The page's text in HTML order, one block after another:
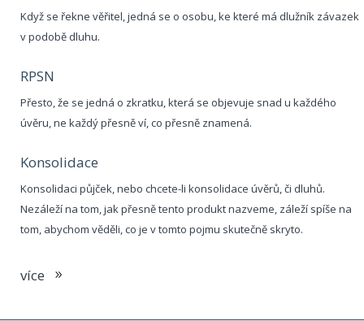
Když se řekne věřitel, jedná se o osobu, ke které má dlužník závazek
v podobě dluhu.
RPSN
Přesto, že se jedná o zkratku, která se objevuje snad u každého
úvěru, ne každý přesně ví, co přesně znamená.
Konsolidace
Konsolidaci půjček, nebo chcete-li konsolidace úvěrů, či dluhů.
Nezáleží na tom, jak přesně tento produkt nazveme, záleží spíše na
tom, abychom věděli, co je v tomto pojmu skutečně skryto.
více